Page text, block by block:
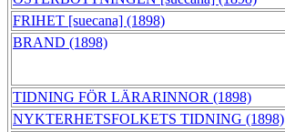
FRIHET [suecana] (1898)
BRAND (1898)
TIDNING FÖR LÄRARINNOR (1898)
NYKTERHETSFOLKETS TIDNING (1898)